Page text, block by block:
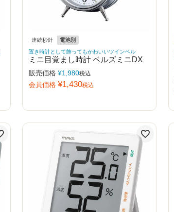
連続秒針
電池別
置き時計として飾ってもかわいいツインベル
ミニ目覚まし時計 ベルズミニDX
販売価格 ¥1,980税込
会員価格 ¥1,430税込